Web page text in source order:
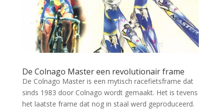
De Colnago Master een revolutionair frame
De Colnago Master is een mytisch racefietsframe dat
sinds 1983 door Colnago wordt gemaakt. Het is tevens
het laatste frame dat nog in staal werd geproduceerd.